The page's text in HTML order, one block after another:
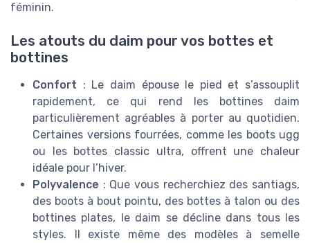
féminin.
Les atouts du daim pour vos bottes et
bottines
Confort : Le daim épouse le pied et s’assouplit
rapidement, ce qui rend les bottines daim
particulièrement agréables à porter au quotidien.
Certaines versions fourrées, comme les boots ugg
ou les bottes classic ultra, offrent une chaleur
idéale pour l’hiver.
Polyvalence : Que vous recherchiez des santiags,
des boots à bout pointu, des bottes à talon ou des
bottines plates, le daim se décline dans tous les
styles. Il existe même des modèles à semelle